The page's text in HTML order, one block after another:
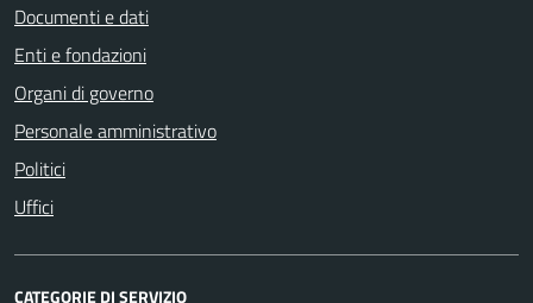
Documenti e dati
Enti e fondazioni
Organi di governo
Personale amministrativo
Politici
Uffici
CATEGORIE DI SERVIZIO